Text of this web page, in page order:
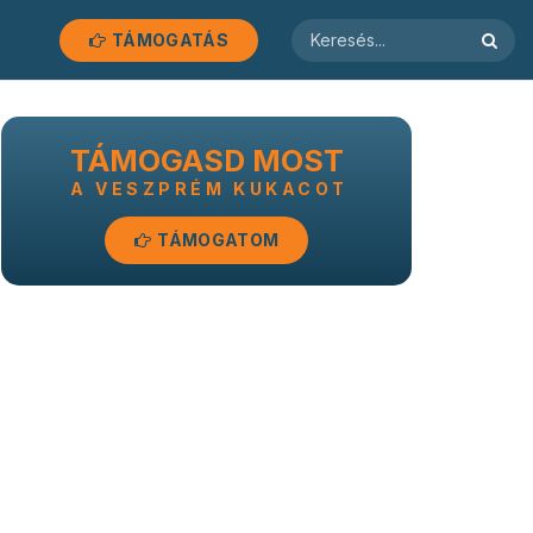
TÁMOGATÁS
TÁMOGASD MOST
A VESZPRÉM KUKACOT
TÁMOGATOM